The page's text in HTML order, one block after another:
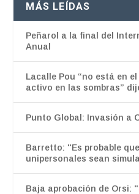
MÁS LEÍDAS
Peñarol a la final del
Anual
Lacalle Pou “no está en
activo en las sombras”
Punto Global: Invasión a
Barretto: "Es probable
unipersonales sean
Baja aprobación de Orsi: